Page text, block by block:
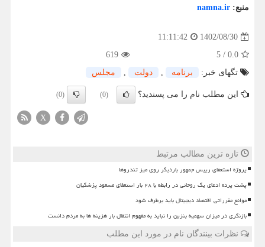
منبع: namna.ir
1402/08/30
11:11:42
0.0
/
5
619
تگهای خبر:
برنامه , دولت , مجلس
این مطلب نام را می پسندید؟ (0)
(0)
X
تازه ترین مطالب مرتبط
پروژه استعفای رییس جمهور باردیگر روی میز تندروها
پشت پرده ادعای یک روحانی در رابطه با ۲۸ بار استعفای مسعود پزشکیان
موانع مقرراتی اقتصاد دیجیتال باید برطرف شود
بازنگری در میزان سهمیه بنزین را نباید به مفهوم انتقال بار هزینه ها به مردم دانست
نظرات بینندگان نام در مورد این مطلب